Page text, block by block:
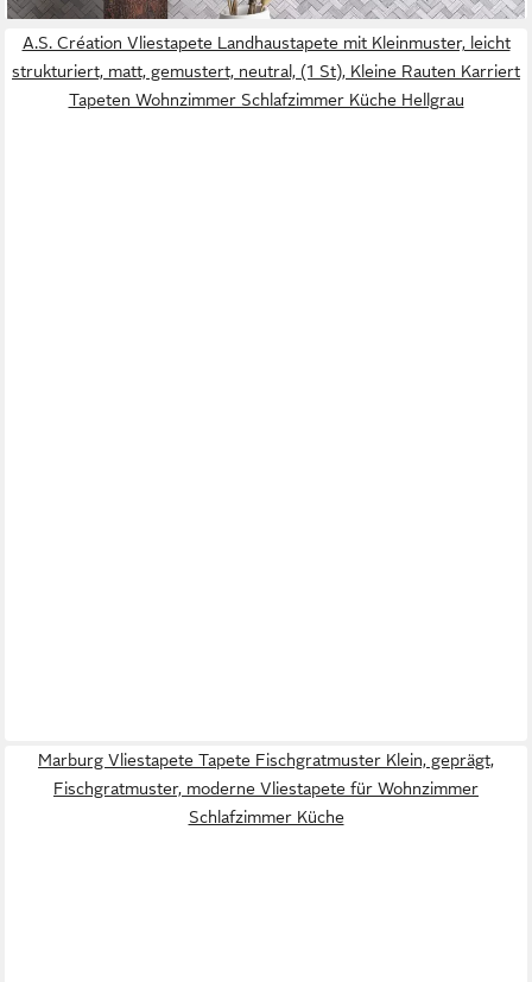
A.S. Création Vliestapete Landhaustapete mit Kleinmuster, leicht
strukturiert, matt, gemustert, neutral, (1 St), Kleine Rauten Karriert
Tapeten Wohnzimmer Schlafzimmer Küche Hellgrau
Marburg Vliestapete Tapete Fischgratmuster Klein, geprägt,
Fischgratmuster, moderne Vliestapete für Wohnzimmer
Schlafzimmer Küche